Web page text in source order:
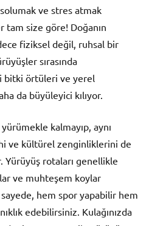
ve stres atmak
tam size göre! Doğanın
fiziksel değil, ruhsal bir
sırasında
bitki örtüleri ve yerel
da büyüleyici kılıyor.
kalmayıp, aynı
ve kültürel zenginliklerini de
Yürüyüş rotaları genellikle
ve muhteşem koylar
hem spor yapabilir hem
edebilirsiniz. Kulağınızda